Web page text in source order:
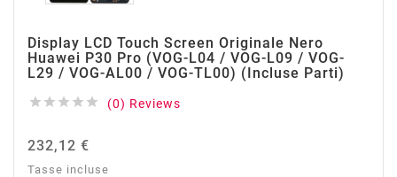
Display LCD Touch Screen Originale Nero
Huawei P30 Pro (VOG-L04 / VOG-L09 / VOG-
L29 / VOG-AL00 / VOG-TL00) (incluse Parti)
     (0) Reviews
232,12 €
Tasse incluse